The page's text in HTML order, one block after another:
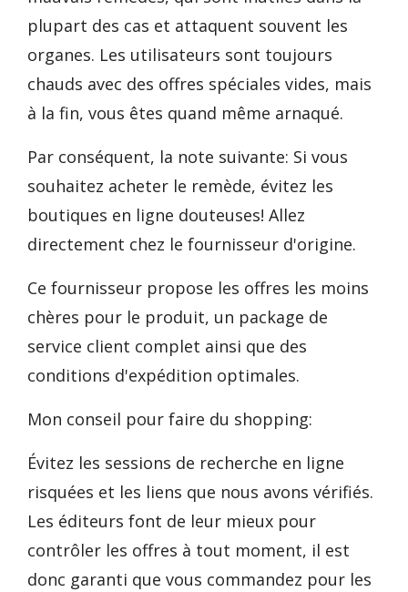
plupart des cas et attaquent souvent les
organes. Les utilisateurs sont toujours
chauds avec des offres spéciales vides, mais
à la fin, vous êtes quand même arnaqué.
Par conséquent, la note suivante: Si vous
souhaitez acheter le remède, évitez les
boutiques en ligne douteuses! Allez
directement chez le fournisseur d'origine.
Ce fournisseur propose les offres les moins
chères pour le produit, un package de
service client complet ainsi que des
conditions d'expédition optimales.
Mon conseil pour faire du shopping:
Évitez les sessions de recherche en ligne
risquées et les liens que nous avons vérifiés.
Les éditeurs font de leur mieux pour
contrôler les offres à tout moment, il est
donc garanti que vous commandez pour les